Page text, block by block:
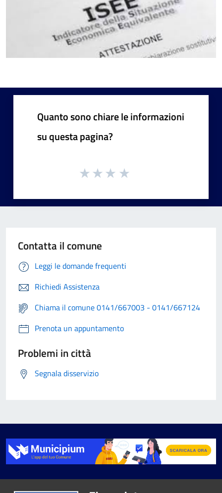
Quanto sono chiare le informazioni
su questa pagina?
Contatta il comune
Leggi le domande frequenti
Richiedi Assistenza
Chiama il comune 0141/667003 - 0141/667124
Prenota un appuntamento
Problemi in città
Segnala disservizio